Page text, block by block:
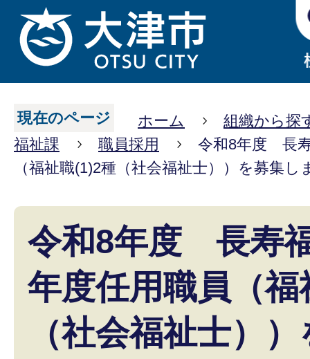
現在のページ ホーム
組織から探
福祉課
職員採用
令和8年度 長
（福祉職(1)2種（社会福祉士））を募集し
令和8年度 長寿
年度任用職員（福
（社会福祉士）